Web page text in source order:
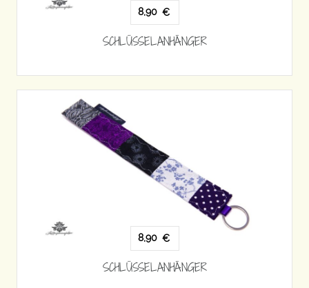
8,90 €
SCHLÜSSELANHÄNGER
8,90 €
SCHLÜSSELANHÄNGER